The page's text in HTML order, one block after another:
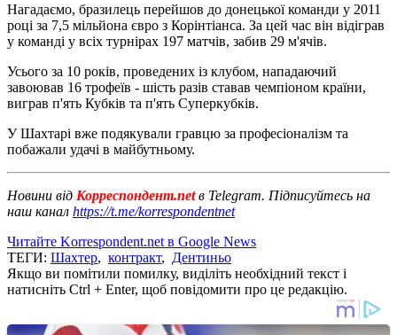
Нагадаємо, бразилець перейшов до донецької команди у 2011
році за 7,5 мільйона євро з Корінтіанса. За цей час він відіграв
у команді у всіх турнірах 197 матчів, забив 29 м'ячів.
Усього за 10 років, проведених із клубом, нападаючий
завоював 16 трофеїв - шість разів ставав чемпіоном країни,
виграв п'ять Кубків та п'ять Суперкубків.
У Шахтарі вже подякували гравцю за професіоналізм та
побажали удачі в майбутньому.
Новини від Корреспондент.netв Telegram. Підписуйтесь на
наш канал https://t.me/korrespondentnet
Читайте Korrespondent.net в Google News
ТЕГИ: Шахтер, контракт, Дентиньо
Якщо ви помітили помилку, виділіть необхідний текст і
натисніть Ctrl + Enter, щоб повідомити про це редакцію.